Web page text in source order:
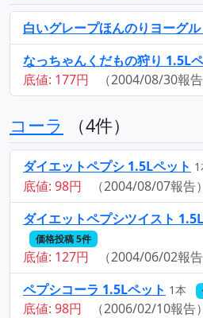
白いグレープほんのりヨーグ
なっちゃんくだもの狩り 1.5L
底値: 177円 （2004/08/30報告
コーラ （4件）
ダイエットペプシ 1.5Lペット
底値: 98円
（2004/08/07報告）
ダイエットペプシツイスト
価格投稿 5件
底値: 127円
（2004/06/02報告
ペプシコーラ 1.5Lペット 1本
底値: 98円
（2006/02/10報告）